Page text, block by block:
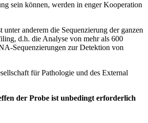
sein können, werden in enger Kooperation
anderem die Sequenzierung der ganzen
d.h. die Analyse von mehr als 600
Sequenzierungen zur Detektion von
für Pathologie und des External
der Probe ist unbedingt erforderlich